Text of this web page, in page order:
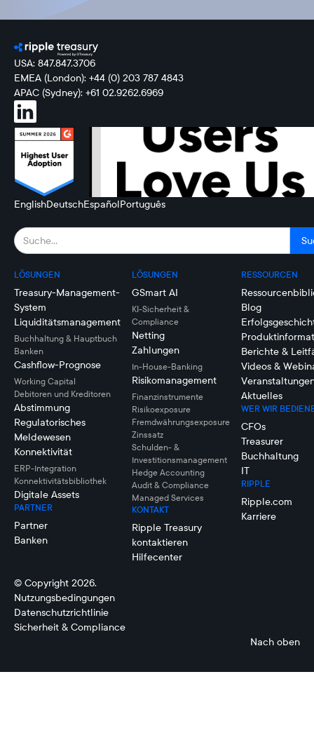
USA: 847.847.3706
EMEA (London): +44 (0) 203 787 4843
APAC (Sydney): +61 02.9262.6969
EnglishDeutschEspañolPortuguês
LÖSUNGEN
Treasury-Management-
System
Liquiditätsmanagement
Buchhaltung & Hauptbuch
Banken
Cashflow-Prognose
Working Capital
Debitoren und Kreditoren
Abstimmung
Regulatorisches
Meldewesen
Konnektivität
ERP-Integration
Konnektivitätsbibliothek
Digitale Assets
PARTNER
Partner
Banken
LÖSUNGEN
GSmart AI
KI-Sicherheit &
Compliance
Netting
Zahlungen
In-House-Banking
Risikomanagement
Finanzinstrumente
Risikoexposure
Fremdwährungsexposure
Zinssatz
Schulden- &
Investitionsmanagement
Hedge Accounting
Audit & Compliance
Managed Services
KONTAKT
Ripple Treasury
kontaktieren
Hilfecenter
RESSOURCEN
Blog
Berichte &
Videos &
Aktuelles
WER WIR
CFOs
Treasurer
Buchhaltung
IT
RIPPLE
Ripple.com
Karriere
© Copyright 2026.
Nutzungsbedingungen
Datenschutzrichtlinie
Sicherheit & Compliance
Nach oben